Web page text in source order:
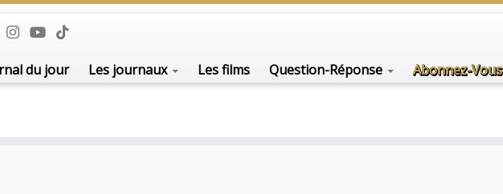
du jour Les journaux Les films Question-Réponse Abonnez-Vous